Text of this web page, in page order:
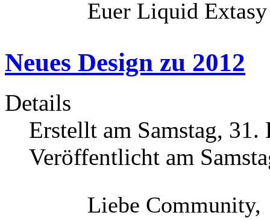
Euer Liquid Extasy
Neues Design zu 2012
Details
Erstellt am Samstag,
Veröffentlicht am
Liebe Community,